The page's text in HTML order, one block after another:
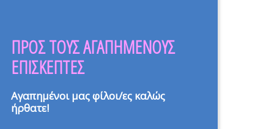
ΠΡΟΣ ΤΟΥΣ ΑΓΑΠΗΜΕΝΟΥΣ
ΕΠΙΣΚΕΠΤΕΣ
Αγαπημένοι μας φίλοι/ες καλώς
ήρθατε!